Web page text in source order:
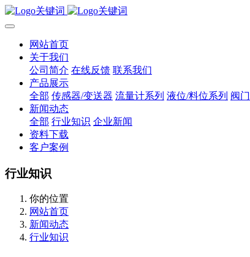
网站首页
关于我们
公司简介 在线反馈 联系我们
产品展示
全部 传感器/变送器 流量计系列 液位/料位系列 阀
新闻动态
全部 行业知识 企业新闻
资料下载
客户案例
行业知识
你的位置
网站首页
新闻动态
行业知识